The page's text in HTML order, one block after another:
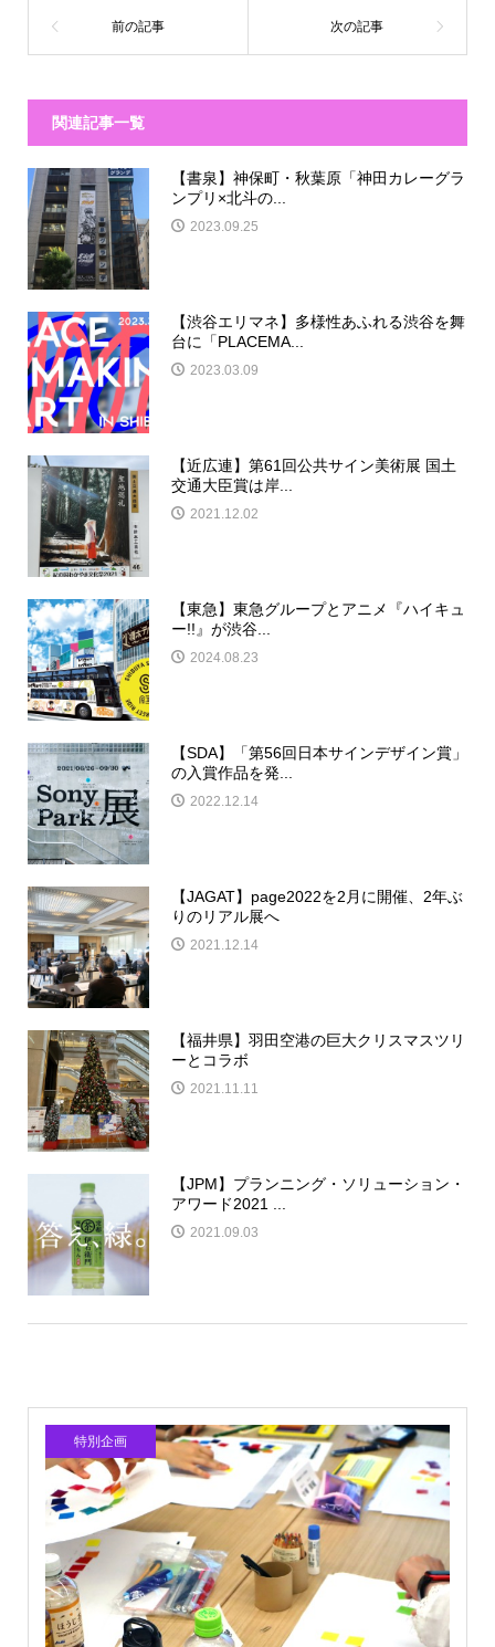
関連記事一覧
【書泉】神保町・秋葉原「神田カレーグラ
ンプリ×北斗の...
2023.09.25
【渋谷エリマネ】多様性あふれる渋谷を舞
台に「PLACEMA...
2023.03.09
【近広連】第61回公共サイン美術展 国土
交通大臣賞は岸...
2021.12.02
【東急】東急グループとアニメ『ハイキュ
ー!!』が渋谷...
2024.08.23
【SDA】「第56回日本サインデザイン賞」
の入賞作品を発...
2022.12.14
【JAGAT】page2022を2月に開催、2年ぶ
りのリアル展へ
2021.12.14
【福井県】羽田空港の巨大クリスマスツリ
ーとコラボ
2021.11.11
【JPM】プランニング・ソリューション・
アワード2021 ...
2021.09.03
特別企画